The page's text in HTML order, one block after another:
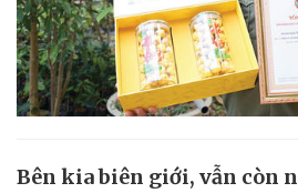
Bên kia biên giới, vẫn còn